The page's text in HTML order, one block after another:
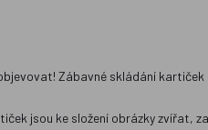
Zábavné skládání
jsou ke složení obrázky zvířat,